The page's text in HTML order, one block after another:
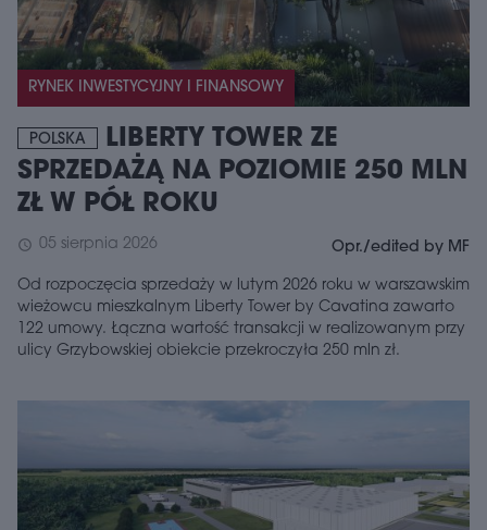
RYNEK INWESTYCYJNY I FINANSOWY
POLSKA
LIBERTY TOWER ZE
SPRZEDAŻĄ NA POZIOMIE 250 MLN
ZŁ W PÓŁ ROKU
schedule 05 sierpnia 2026 Opr./edited by MF
Od rozpoczęcia sprzedaży w lutym 2026 roku w warszawskim
wieżowcu mieszkalnym Liberty Tower by Cavatina zawarto
122 umowy. Łączna wartość transakcji w realizowanym przy
ulicy Grzybowskiej obiekcie przekroczyła 250 mln zł.